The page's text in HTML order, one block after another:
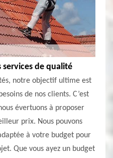
de qualité
notre objectif ultime est
de nos clients. C’est
évertuons à proposer
prix. Nous pouvons
à votre budget pour
Que vous ayez un budget